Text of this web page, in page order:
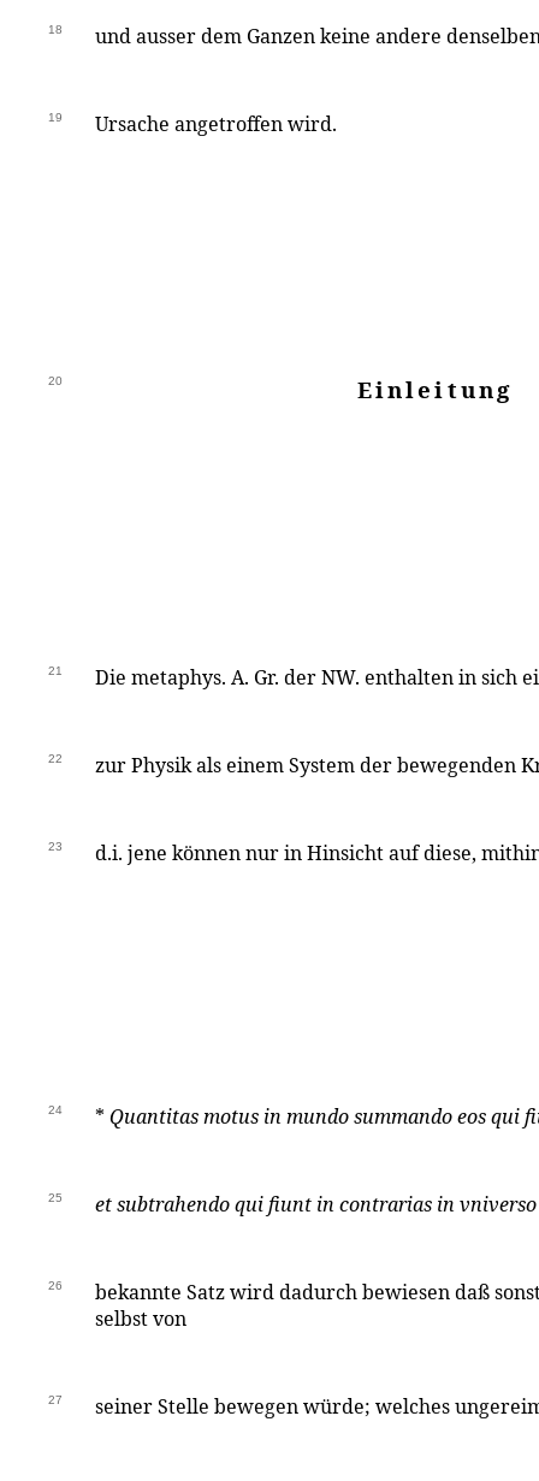
18 und ausser dem Ganzen keine andere
19 Ursache angetroffen wird.
20 Einleitung
21 Die metaphys. A. Gr. der NW. enthalten in sich
22 zur Physik als einem System der bewegenden
23 d.i. jene können nur in Hinsicht auf diese,
24 * Quantitas motus in mundo summando eos qui
25 et subtrahendo qui fiunt in contrarias in
26
bekannte Satz wird dadurch bewiesen daß
selbst von
27 seiner Stelle bewegen würde; welches